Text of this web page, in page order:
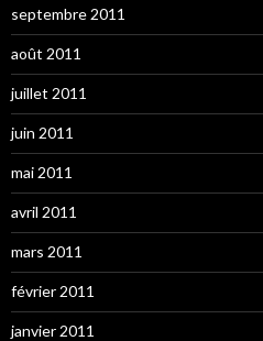
septembre 2011
août 2011
juillet 2011
juin 2011
mai 2011
avril 2011
mars 2011
février 2011
janvier 2011